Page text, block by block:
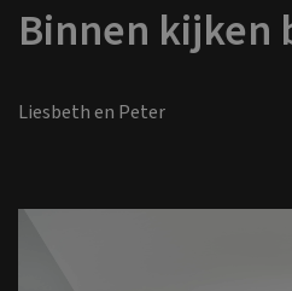
Binnen
Liesbeth en Peter